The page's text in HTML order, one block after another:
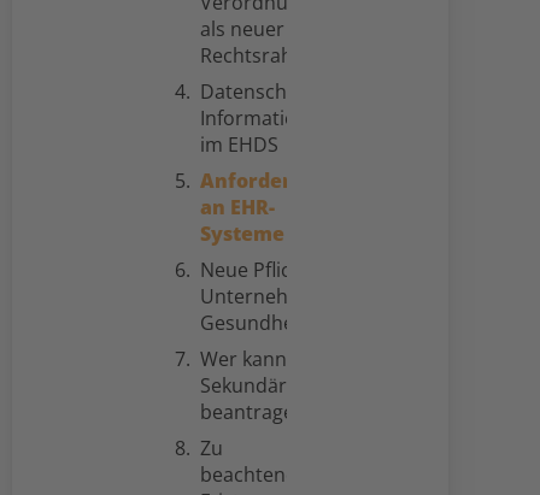
als neuer
Rechtsrahmen
Datenschutz und
Informationssicherheit
im EHDS
Anforderungen
an EHR-
Systeme
Neue Pflichten für
Unternehmen im
Gesundheitssektor
Wer kann die
Sekundärnutzung
beantragen?
Zu
beachtende